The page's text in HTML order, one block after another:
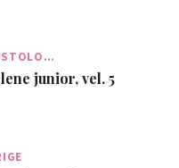
junior, vel. 5